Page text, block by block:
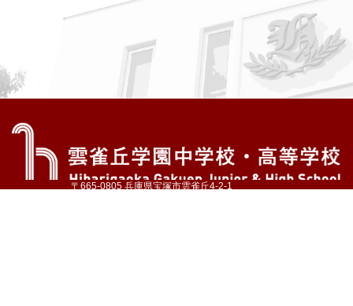
〒665-0805 兵庫県宝塚市雲雀丘4-2-1